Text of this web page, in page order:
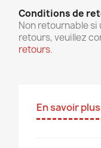
Conditions de
Non retournable si
retours, veuillez
retours.
En savoir plus